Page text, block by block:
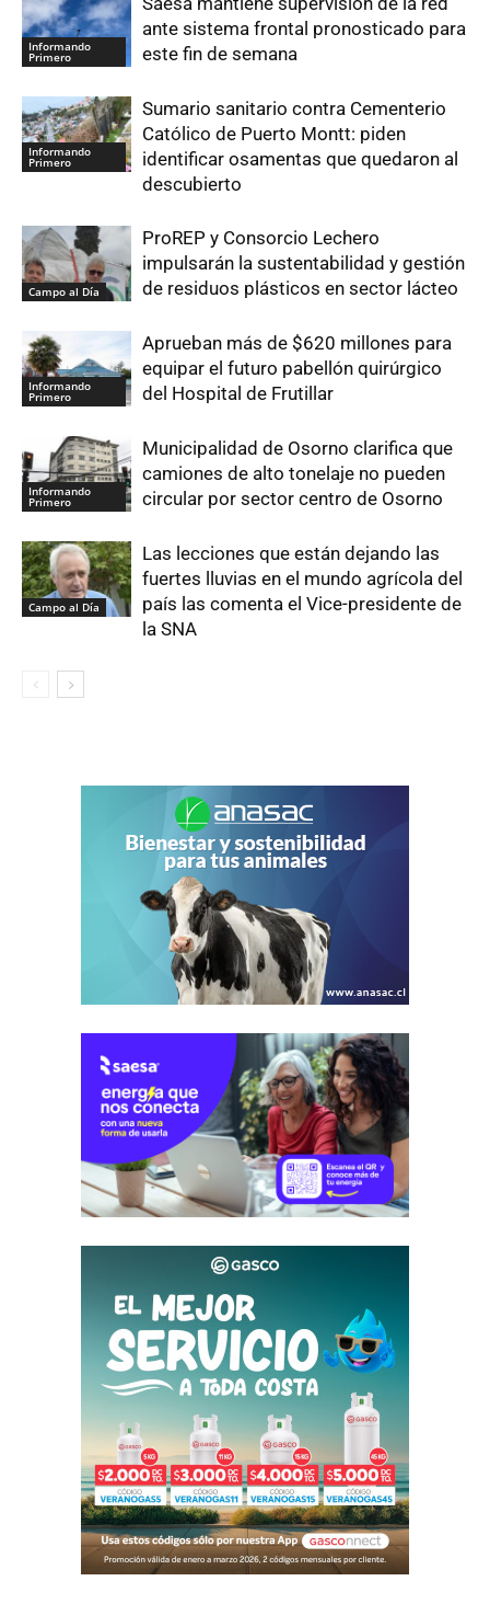
Informando
Primero
ante sistema frontal pronosticado para
este fin de semana
Informando
Primero
Sumario sanitario contra Cementerio
Católico de Puerto Montt: piden
identificar osamentas que quedaron al
descubierto
Campo al Día
ProREP y Consorcio Lechero
impulsarán la sustentabilidad y gestión
de residuos plásticos en sector lácteo
Informando
Primero
Aprueban más de $620 millones para
equipar el futuro pabellón quirúrgico
del Hospital de Frutillar
Informando
Primero
Municipalidad de Osorno clarifica que
camiones de alto tonelaje no pueden
circular por sector centro de Osorno
Campo al Día
Las lecciones que están dejando las
fuertes lluvias en el mundo agrícola del
país las comenta el Vice-presidente de
la SNA